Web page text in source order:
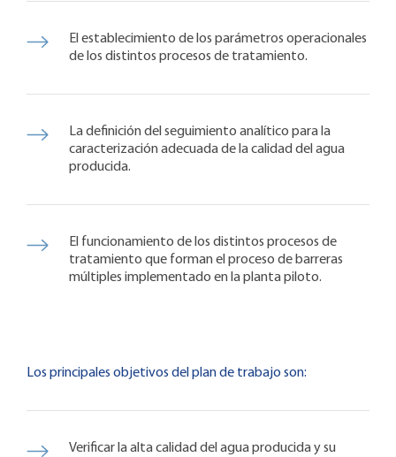
El establecimiento de los parámetros operacionales
de los distintos procesos de tratamiento.
La definición del seguimiento analítico para la
caracterización adecuada de la calidad del agua
producida.
El funcionamiento de los distintos procesos de
tratamiento que forman el proceso de barreras
múltiples implementado en la planta piloto.
Los principales objetivos del plan de trabajo son:
Verificar la alta calidad del agua producida y su